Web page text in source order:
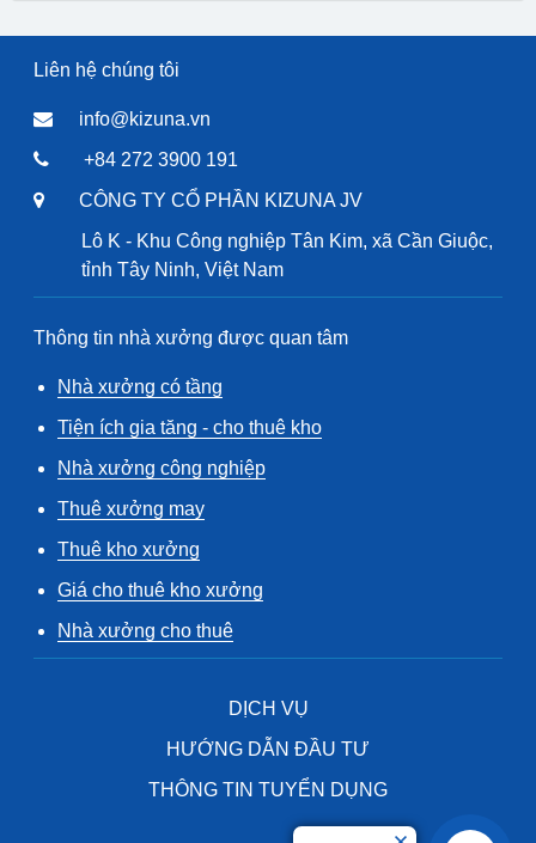
Liên hệ chúng tôi
info@kizuna.vn
+84 272 3900 191
CÔNG TY CỔ PHẦN KIZUNA JV
Lô K - Khu Công nghiệp Tân Kim, xã Cần Giuộc,
tỉnh Tây Ninh, Việt Nam
Thông tin nhà xưởng được quan tâm
Nhà xưởng có tầng
Tiện ích gia tăng - cho thuê kho
Nhà xưởng công nghiệp
Thuê xưởng may
Thuê kho xưởng
Giá cho thuê kho xưởng
Nhà xưởng cho thuê
DỊCH VỤ
HƯỚNG DẪN ĐẦU TƯ
THÔNG TIN TUYỂN DỤNG